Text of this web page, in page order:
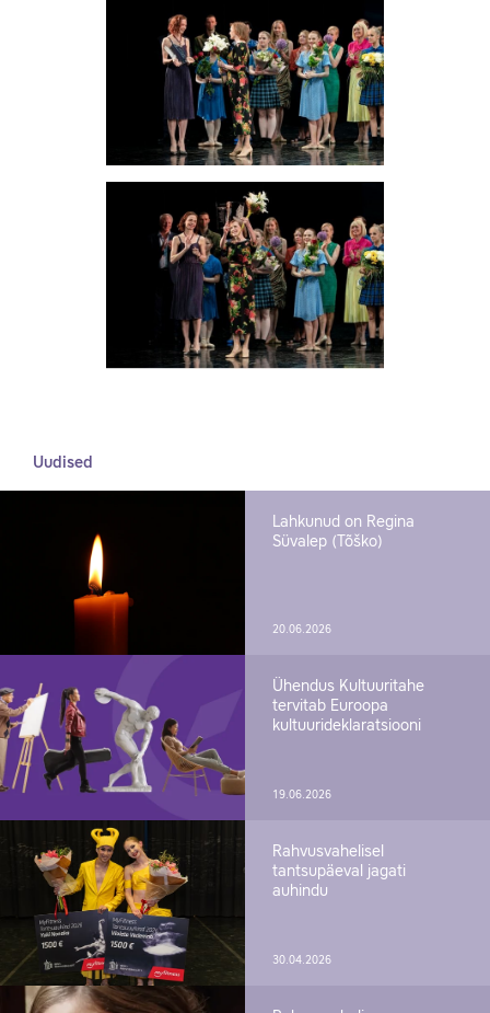
Uudised
Lahkunud on Regina
Süvalep (Tõško)
20.06.2026
Ühendus Kultuuritahe
tervitab Euroopa
kultuurideklaratsiooni
19.06.2026
Rahvusvahelisel
tantsupäeval jagati
auhindu
30.04.2026